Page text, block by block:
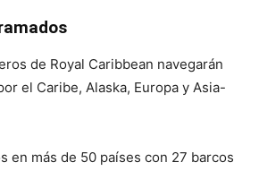
de Royal Caribbean navegarán
el Caribe, Alaska, Europa y Asia-
en más de 50 países con 27 barcos